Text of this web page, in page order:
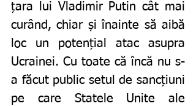
țara lui Vladimir Putin cât mai
curând, chiar și înainte să aibă
loc un potențial atac asupra
Ucrainei. Cu toate că încă nu s-
a făcut public setul de sancțiuni
pe care Statele Unite ale